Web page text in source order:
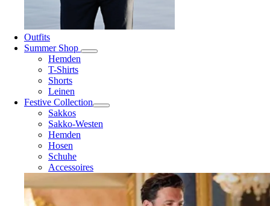
Outfits
Summer Shop
Hemden
T-Shirts
Shorts
Leinen
Festive Collection
Sakkos
Sakko-Westen
Hemden
Hosen
Schuhe
Accessoires